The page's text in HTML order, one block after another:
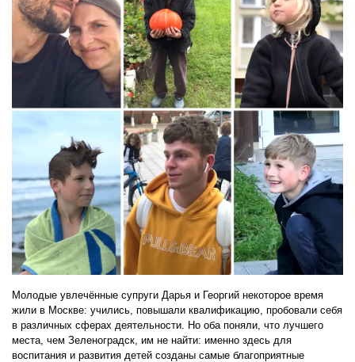
Молодые увлечённые супруги Дарья и Георгий некоторое время
жили в Москве: учились, повышали квалификацию, пробовали себя
в различных сферах деятельности. Но оба поняли, что лучшего
места, чем Зеленоградск, им не найти: именно здесь для
воспитания и развития детей созданы самые благоприятные